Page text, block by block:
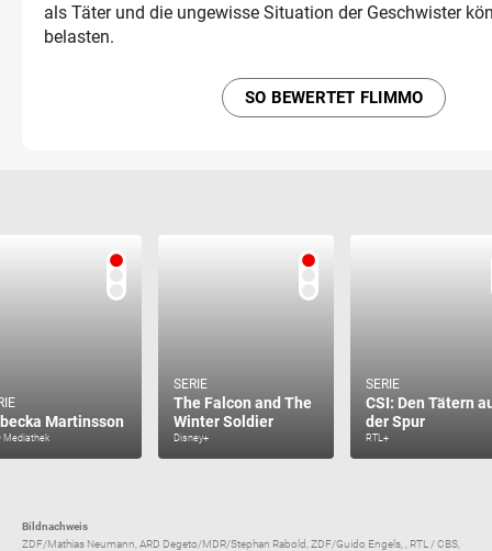
als Täter und die ungewisse Situation der Geschwister
belasten.
SO BEWERTET FLIMMO
Martinsson
Mediathek
SERIE
The Falcon and The
Winter Soldier
Disney+
SERIE
CSI: Den Tätern
der Spur
RTL+
Bildnachweis
ZDF/Mathias Neumann, ARD Degeto/MDR/Stephan Rabold, ZDF/Guido Engels, , RTL / CBS,